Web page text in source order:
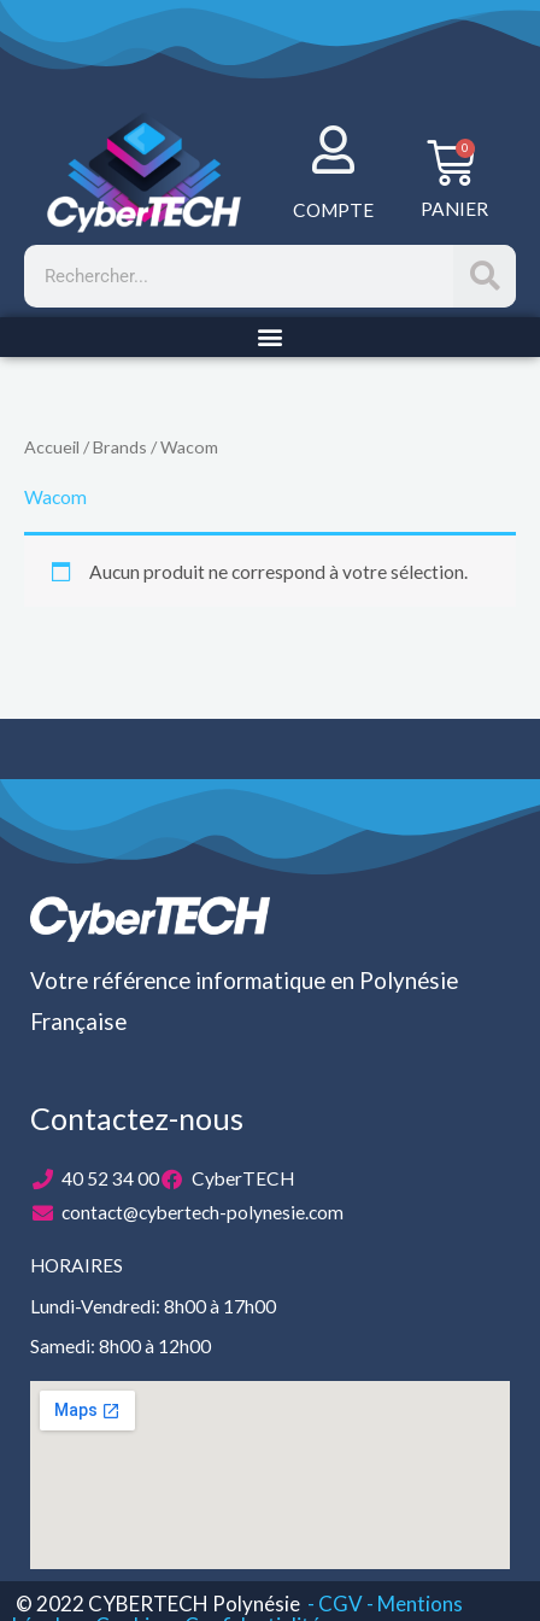
Aller
au
COMPTE
0
PANIER
Rechercher
Accueil / Brands / Wacom
Wacom
Aucun produit ne correspond à votre sélection.
Votre référence informatique en Polynésie
Française
Contactez-nous
40 52 34 00
CyberTECH
contact@cybertech-polynesie.com
HORAIRES
Lundi-Vendredi: 8h00 à 17h00
Samedi: 8h00 à 12h00
© 2022 CYBERTECH Polynésie - CGV - Mentions